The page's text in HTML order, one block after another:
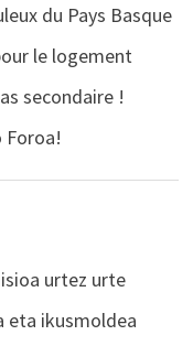
du Pays Basque
le logement
secondaire !
Foroa!
urtez urte
eta ikusmoldea